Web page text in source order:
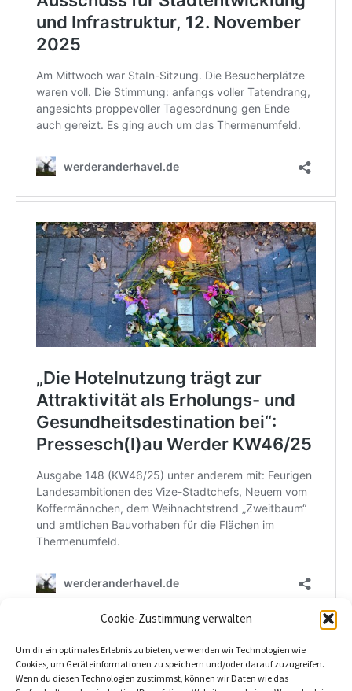
Cookie-Zustimmung verwalten
Um dir ein optimales Erlebnis zu bieten, verwenden wir Technologien wie
Cookies, um Geräteinformationen zu speichern und/oder darauf zuzugreifen.
Wenn du diesen Technologien zustimmst, können wir Daten wie das
Beitragszähler (seit 02/03/2026, ohne Bots, Inkognito-Leser und
Cookie-Ablehner):29